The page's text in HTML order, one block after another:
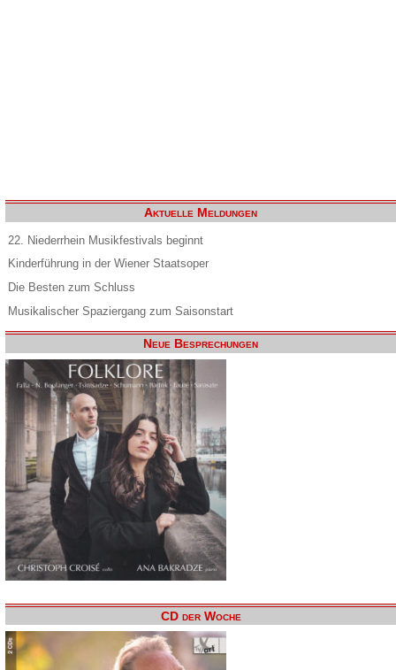
Aktuelle Meldungen
22. Niederrhein Musikfestivals beginnt
Kinderführung in der Wiener Staatsoper
Die Besten zum Schluss
Musikalischer Spaziergang zum Saisonstart
Neue Besprechungen
CD der Woche